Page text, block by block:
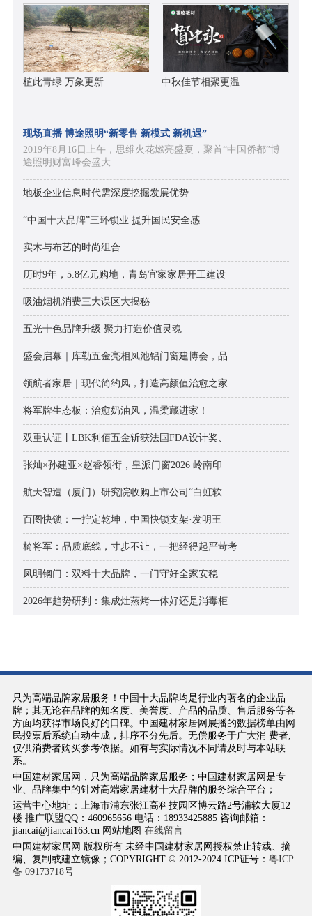
植此青绿 万象更新 中秋佳节相聚更温
现场直播 博途照明“新零售 新模式 新机遇”
2019年8月16日上午，思维火花燃亮盛夏，聚首“中国侨都”博
途照明财富峰会盛大
地板企业信息时代需深度挖掘发展优势
“中国十大品牌”三环锁业 提升国民安全感
实木与布艺的时尚组合
历时9年，5.8亿元购地，青岛宜家家居开工建设
吸油烟机消费三大误区大揭秘
五光十色品牌升级 聚力打造价值灵魂
盛会启幕｜库勒五金亮相凤池铝门窗建博会，品
领航者家居｜现代简约风，打造高颜值治愈之家
将军牌生态板：治愈奶油风，温柔藏进家！
双重认证丨LBK利佰五金斩获法国FDA设计奖、
张灿×孙建亚×赵睿领衔，皇派门窗2026 岭南印
航天智造（厦门）研究院收购上市公司“白虹软
百图快锁：一拧定乾坤，中国快锁支架·发明王
椅将军：品质底线，寸步不让，一把经得起严苛考
凤明钢门：双料十大品牌，一门守好全家安稳
2026年趋势研判：集成灶蒸烤一体好还是消毒柜
只为高端品牌家居服务！中国十大品牌均是行业内著名的企业品
牌；其无论在品牌的知名度、美誉度、产品的品质、售后服务等各
方面均获得市场良好的口碑。中国建材家居网展播的数据榜单由网
民投票后系统自动生成，排序不分先后。无偿服务于广大消 费者,
仅供消费者购买参考依据。如有与实际情况不同请及时与本站联
系。
中国建材家居网，只为高端品牌家居服务；中国建材家居网是专
业、品牌集中的针对高端家居建材十大品牌的服务综合平台；
运营中心地址：上海市浦东张江高科技园区博云路2号浦软大厦12
楼 推广联盟QQ：460965656 电话：18933425885 咨询邮箱：
jiancai@jiancai163.cn 网站地图 在线留言
中国建材家居网 版权所有 未经中国建材家居网授权禁止转载、摘
编、复制或建立镜像；COPYRIGHT © 2012-2024 ICP证号： 粤ICP
备 09173718号